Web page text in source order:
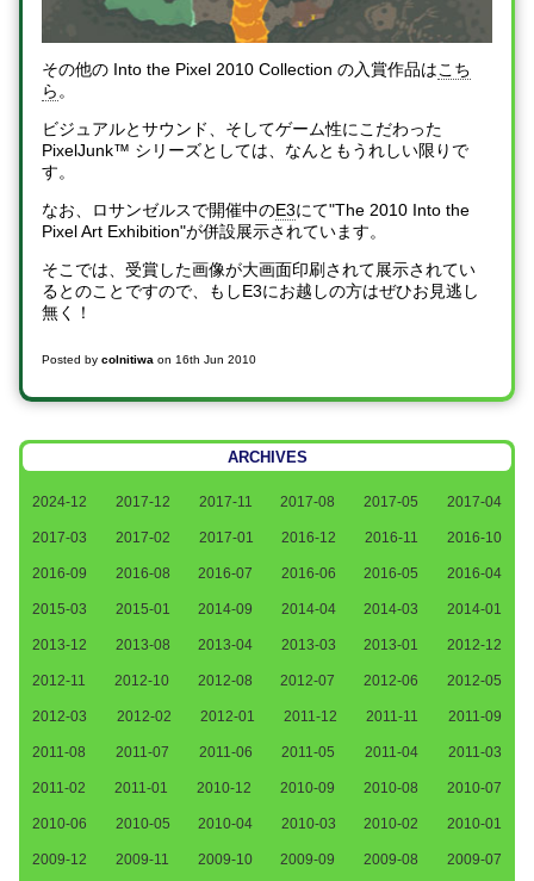
その他の Into the Pixel 2010 Collection の入賞作品はこち
ら。
ビジュアルとサウンド、そしてゲーム性にこだわった
PixelJunk™ シリーズとしては、なんともうれしい限りで
す。
なお、ロサンゼルスで開催中のE3にて"The 2010 Into the
Pixel Art Exhibition"が併設展示されています。
そこでは、受賞した画像が大画面印刷されて展示されてい
るとのことですので、もしE3にお越しの方はぜひお見逃し
無く！
Posted bycolnitiwa on16th Jun 2010
ARCHIVES
2024-12 2017-12 2017-11 2017-08 2017-05 2017-04
2017-03 2017-02 2017-01 2016-12 2016-11 2016-10
2016-09 2016-08 2016-07 2016-06 2016-05 2016-04
2015-03 2015-01 2014-09 2014-04 2014-03 2014-01
2013-12 2013-08 2013-04 2013-03 2013-01 2012-12
2012-11 2012-10 2012-08 2012-07 2012-06 2012-05
2012-03 2012-02 2012-01 2011-12 2011-11 2011-09
2011-08 2011-07 2011-06 2011-05 2011-04 2011-03
2011-02 2011-01 2010-12 2010-09 2010-08 2010-07
2010-06 2010-05 2010-04 2010-03 2010-02 2010-01
2009-12 2009-11 2009-10 2009-09 2009-08 2009-07